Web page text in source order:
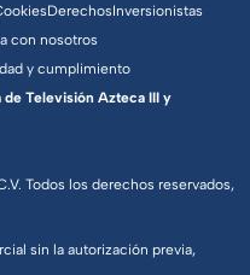
Todos los derechos reservados,
sin la autorización previa,
DerechosInversionistas
con nosotros
y cumplimiento
Televisión Azteca III y